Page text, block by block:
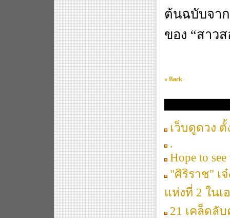
ต้นฉบับจา
ของ “สาว
« Back
เว็บดูดวง
.
Hope to
"ศิริราช" เ
แห่งที่ 2 ในเ
21 เคล็ดลั